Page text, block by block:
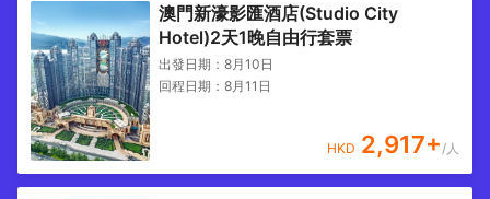
澳門新濠影匯酒店(Studio City
Hotel)2天1晚自由行套票
出發日期： 8月10日
回程日期： 8月11日
HKD 2,917+ /人